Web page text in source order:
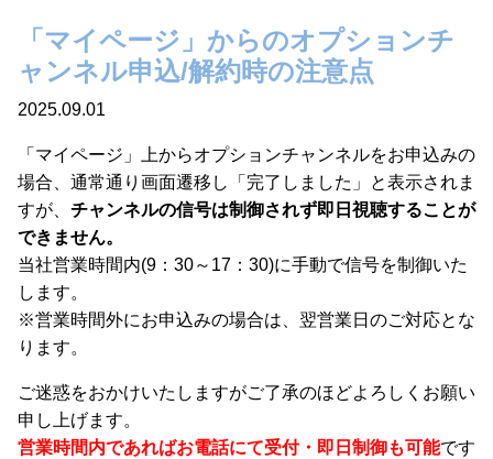
「マイページ」からのオプションチ
ャンネル申込/解約時の注意点
2025.09.01
「マイページ」上からオプションチャンネルをお申込みの
場合、通常通り画面遷移し「完了しました」と表示されま
すが、 チャンネルの信号は制御されず即日視聴することが
できません。
当社営業時間内(9：30～17：30)に手動で信号を制御いた
します。
※営業時間外にお申込みの場合は、翌営業日のご対応とな
ります。
ご迷惑をおかけいたしますがご了承のほどよろしくお願い
申し上げます。
営業時間内であればお電話にて受付・即日制御も可能です